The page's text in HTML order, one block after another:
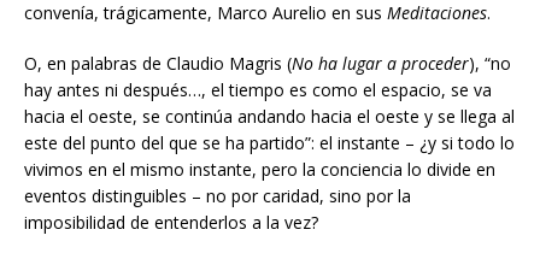
convenía, trágicamente, Marco Aurelio en sus Meditaciones.
O, en palabras de Claudio Magris (No ha lugar a proceder), “no
hay antes ni después…, el tiempo es como el espacio, se va
hacia el oeste, se continúa andando hacia el oeste y se llega al
este del punto del que se ha partido”: el instante – ¿y si todo lo
vivimos en el mismo instante, pero la conciencia lo divide en
eventos distinguibles – no por caridad, sino por la
imposibilidad de entenderlos a la vez?